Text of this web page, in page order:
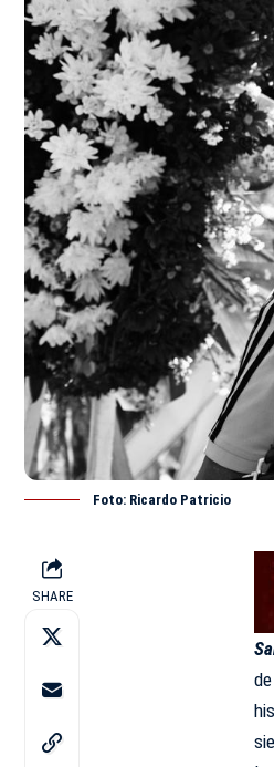
Foto: Ricardo Patricio
SHARE